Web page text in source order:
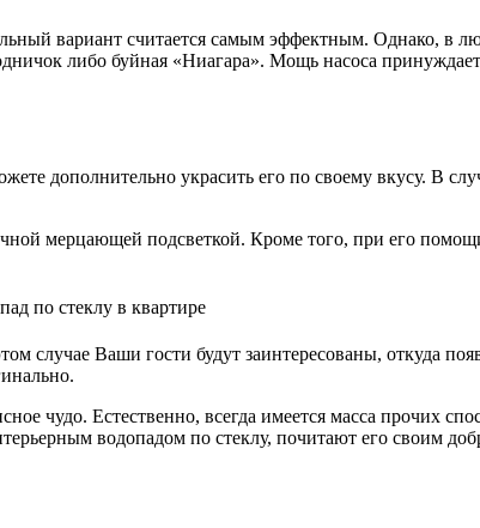
вариант считается самым эффектным. Однако, в
либо буйная «Ниагара». Мощь насоса
дополнительно украсить его по своему вкусу. В
мерцающей подсветкой. Кроме того, при его
случае Ваши гости будут заинтересованы, откуда
чудо. Естественно, всегда имеется масса прочих
водопадом по стеклу, почитают его своим